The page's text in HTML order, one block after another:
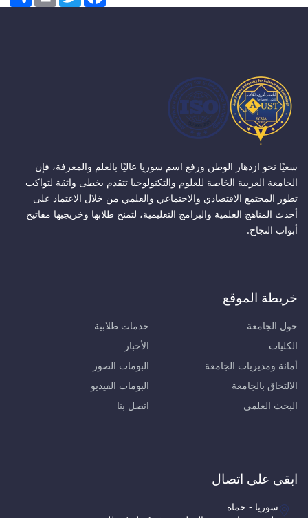
سعيًا نحو ازدهار الوطن ورفع اسم سوريا عاليًا بالعلم والمعرفة، فإن
الجامعة العربية الخاصة للعلوم والتكنولوجيا تتقدم بخطى واثقة لتواكب
تطور المجتمع الاقتصادي والاجتماعي والعلمي من خلال الاعتماد على
أحدث المناهج العلمية والبرامج التعليمية، لتمنح طلابها وخريجيها مفاتيح
أبواب النجاح.
خريطة الموقع
حول الجامعة
الكليات
أمانة ومديريات الجامعة
الالتحاق بالجامعة
البحث العلمي
خدمات طلابية
الأخبار
البومات الصور
البومات الفيديو
اتصل بنا
ابقى على اتصال
سوريا - حماة